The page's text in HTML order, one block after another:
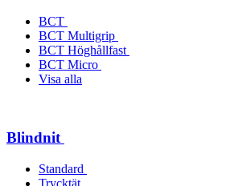
BCT
BCT Multigrip
BCT Höghållfast
BCT Micro
Visa alla
Blindnit
Standard
Trycktät